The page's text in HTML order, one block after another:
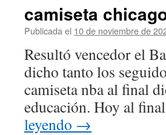
camiseta
Publicada el 10 de noviembre de
Resultó vencedor el
dicho tanto los
camiseta nba al final
educación. Hoy al
leyendo →